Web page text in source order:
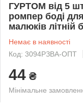
ГУРТОМ від 5
ромпер боді
малюків літній
Немає в наявності
Код: 3094РЗВА-ОПТ
44 ₴
Мінімальне